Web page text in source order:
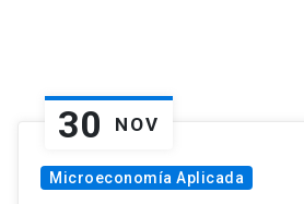
30 NOV
Microeconomía Aplicada